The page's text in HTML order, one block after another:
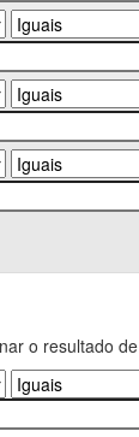
o resultado